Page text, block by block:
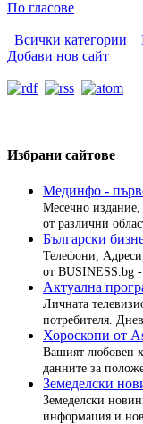
По гласове
Всички категории
Добави нов сайт
Избрани сайтове
Мединфо -
Месечно издание,
от различни
Български
Телефони,
от BUSINESS.bg -
Актуална
Личната
потребителя.
Хороскопи от
Вашият любовен
данните за
Земеделски
Земеделски
информация и